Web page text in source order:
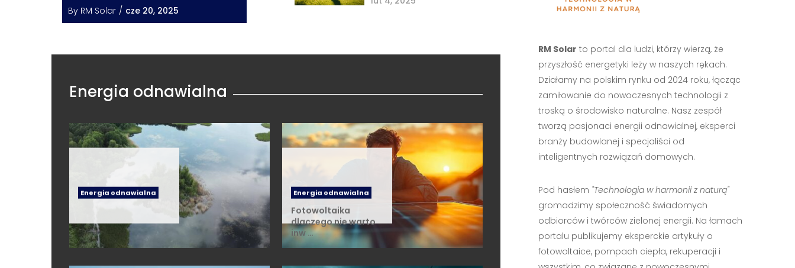
By RM Solar / cze 20, 2025
Energia odnawialna
Energia odnawialna Energia odnawialna
Fotowoltaika
dlaczego nie warto
inw …
RM Solar to portal dla ludzi, którzy wierzą, że
przyszłość energetyki leży w naszych rękach.
Działamy na polskim rynku od 2024 roku, łącząc
zamiłowanie do nowoczesnych technologii z
troską o środowisko naturalne. Nasz zespół
tworzą pasjonaci energii odnawialnej, eksperci
branży budowlanej i specjaliści od
inteligentnych rozwiązań domowych.
Pod hasłem "Technologia w harmonii z naturą"
gromadzimy społeczność świadomych
odbiorców i twórców zielonej energii. Na łamach
portalu publikujemy eksperckie artykuły o
fotowoltaice, pompach ciepła, rekuperacji i